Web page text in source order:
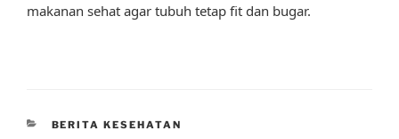
makanan sehat agar tubuh tetap fit dan bugar.
CATEGORIES
BERITA KESEHATAN